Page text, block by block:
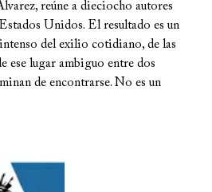
reúne a dieciocho autores
Unidos. El resultado es un
del exilio cotidiano, de las
ese lugar ambiguo entre dos
de encontrarse. No es un